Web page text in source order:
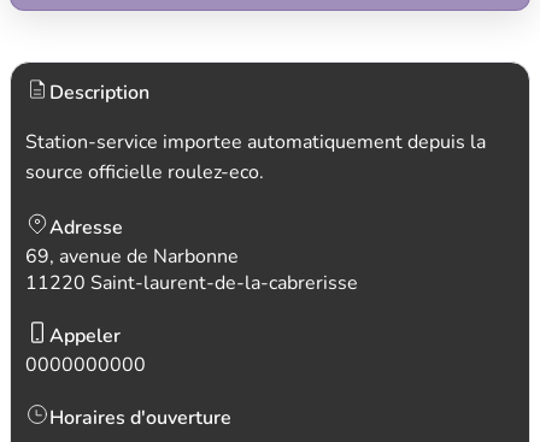
Description
Station-service importee automatiquement depuis la
source officielle roulez-eco.
Adresse
69, avenue de Narbonne
11220 Saint-laurent-de-la-cabrerisse
Appeler
0000000000
Horaires d'ouverture